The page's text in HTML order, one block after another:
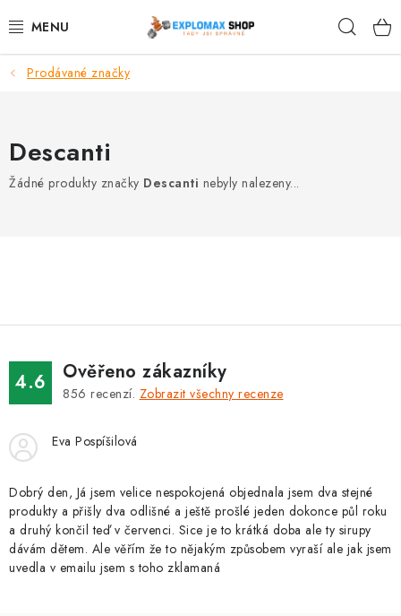
na
%AKCE
ZNAČKY
Kontakty Slovník pojmů
Podmínky ochrany osobních údajů
Doprava a platba
Slevový systém
Vše o nákupu
Prodávané značky
Descanti
Žádné produkty značky Descanti nebyly nalezeny...
4.6 Ověřeno zákazníky
856 recenzí. Zobrazit všechny recenze
Eva Pospíšilová
Dobrý den, Já jsem velice nespokojená objednala jsem dva stejné
produkty a přišly dva odlišné a ještě prošlé jeden dokonce půl roku
a druhý končil teď v červenci. Sice je to krátká doba ale ty sirupy
dávám dětem. Ale věřím že to nějakým způsobem vyraší ale jak jsem
uvedla v emailu jsem s toho zklamaná